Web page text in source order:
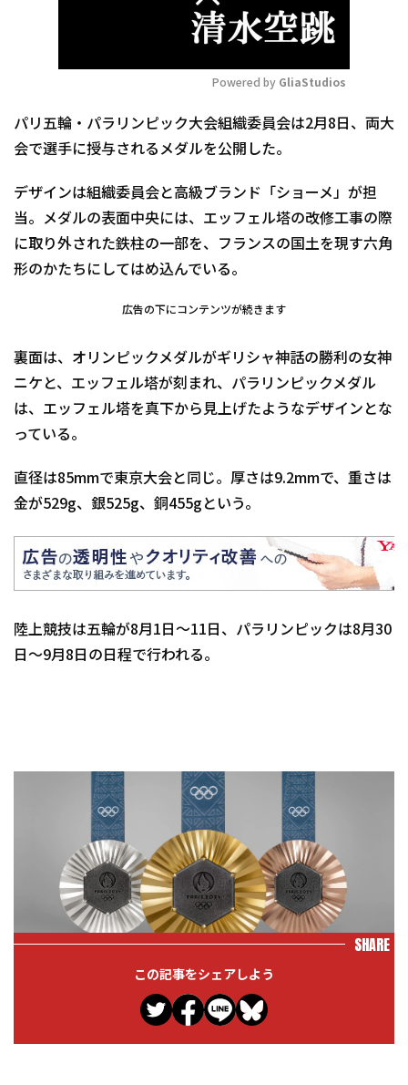
Mute
Powered by GliaStudios
パリ五輪・パラリンピック大会組織委員会は2月8日、両大
会で選手に授与されるメダルを公開した。
デザインは組織委員会と高級ブランド「ショーメ」が担
当。メダルの表面中央には、エッフェル塔の改修工事の際
に取り外された鉄柱の一部を、フランスの国土を現す六角
形のかたちにしてはめ込んでいる。
広告の下にコンテンツが続きます
裏面は、オリンピックメダルがギリシャ神話の勝利の女神
ニケと、エッフェル塔が刻まれ、パラリンピックメダル
は、エッフェル塔を真下から見上げたようなデザインとな
っている。
直径は85mmで東京大会と同じ。厚さは9.2mmで、重さは
金が529g、銀525g、銅455gという。
陸上競技は五輪が8月1日～11日、パラリンピックは8月30
日～9月8日の日程で行われる。
SHARE
この記事をシェアしよう